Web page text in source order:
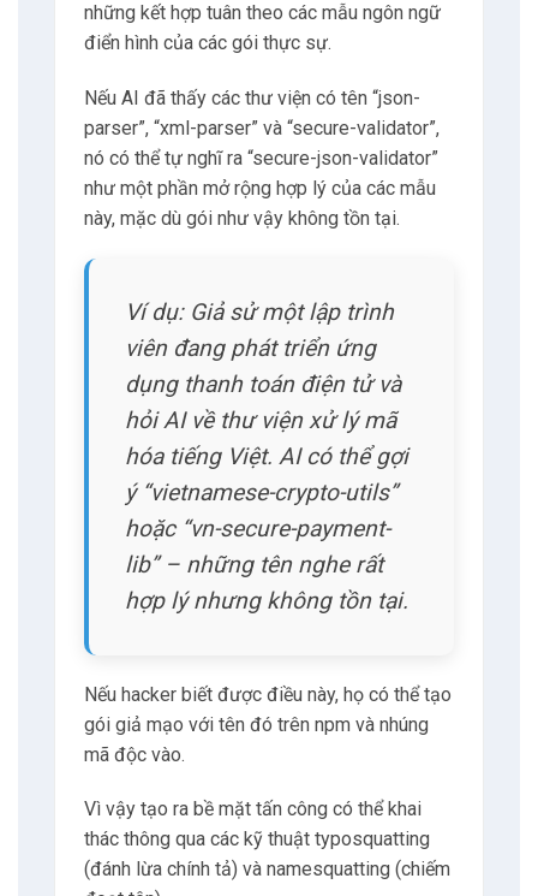
những kết hợp tuân theo các mẫu ngôn ngữ
điển hình của các gói thực sự.
Nếu AI đã thấy các thư viện có tên “json-
parser”, “xml-parser” và “secure-validator”,
nó có thể tự nghĩ ra “secure-json-validator”
như một phần mở rộng hợp lý của các mẫu
này, mặc dù gói như vậy không tồn tại.
Ví dụ: Giả sử một lập trình
viên đang phát triển ứng
dụng thanh toán điện tử và
hỏi AI về thư viện xử lý mã
hóa tiếng Việt. AI có thể gợi
ý “vietnamese-crypto-utils”
hoặc “vn-secure-payment-
lib” – những tên nghe rất
hợp lý nhưng không tồn tại.
Nếu hacker biết được điều này, họ có thể tạo
gói giả mạo với tên đó trên npm và nhúng
mã độc vào.
Vì vậy tạo ra bề mặt tấn công có thể khai
thác thông qua các kỹ thuật typosquatting
(đánh lừa chính tả) và namesquatting (chiếm